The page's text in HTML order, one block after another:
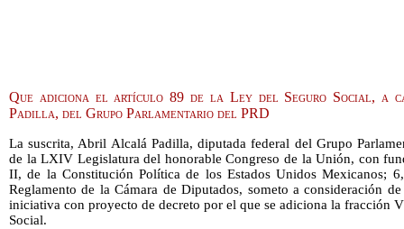
Que adiciona el artículo 89 de la Ley del Seguro Social, a
Padilla, del Grupo Parlamentario del PRD
La suscrita, Abril Alcalá Padilla, diputada federal del Grupo
de la LXIV Legislatura del honorable Congreso de la Unión, con
II, de la Constitución Política de los Estados Unidos Mexicanos;
Reglamento de la Cámara de Diputados, someto a consideración
iniciativa con proyecto de decreto por el que se adiciona la fracción
Social.